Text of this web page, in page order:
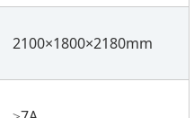
2100×1800×2180mm